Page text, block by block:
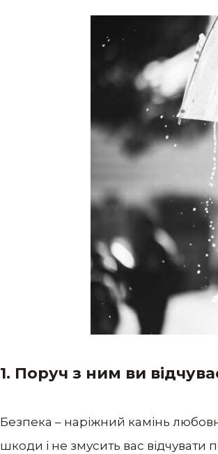
1. Поруч з ним ви
Безпека – наріжний камінь
шкоди і не змусить вас відчувати